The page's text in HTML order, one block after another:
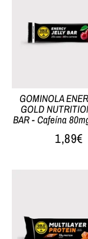
GOMINOLA
GOLD
BAR - Cafeína
1,89€